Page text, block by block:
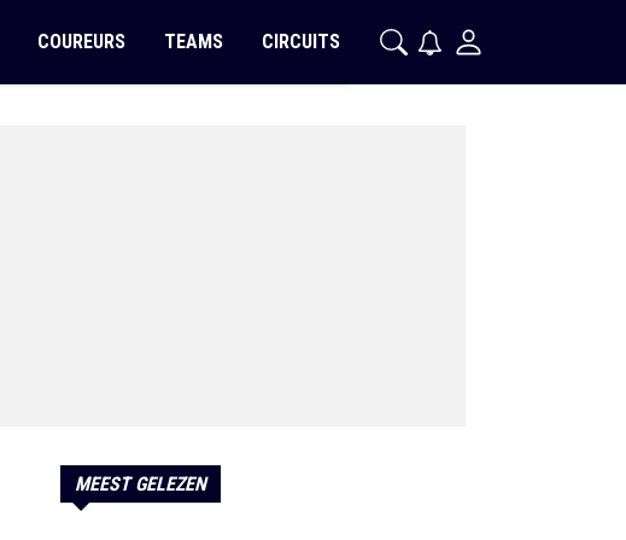
COUREURS TEAMS CIRCUITS
MEEST GELEZEN